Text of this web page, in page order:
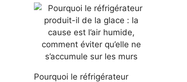
Pourquoi le réfrigérateur